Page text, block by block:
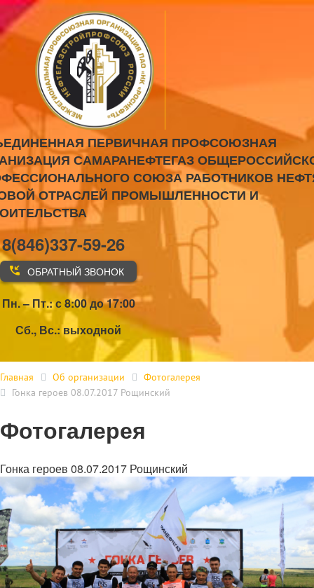
ПЕРВИЧНАЯ ПРОФСОЮЗНАЯ
САМАРАНЕФТЕГАЗ
СОЮЗА РАБОТНИКОВ
ОТРАСЛЕЙ ПРОМЫШЛЕННОСТИ И
8(846)337-59-26
ОБРАТНЫЙ ЗВОНОК
Пн. – Пт.: с 8:00 до 17:00
Сб., Вс.: выходной
Главная Об организации
Фотогалерея
Гонка героев 08.07.2017 Рощинский
Фотогалерея
Гонка героев 08.07.2017 Рощинский